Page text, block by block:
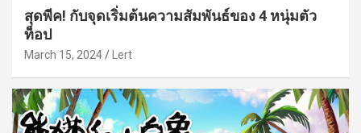
สุดพีค! กับจุดเริ่มต้นความสัมพันธ์ของ 4 หนุ่มตัว
ท็อป
March 15, 2024 Lert